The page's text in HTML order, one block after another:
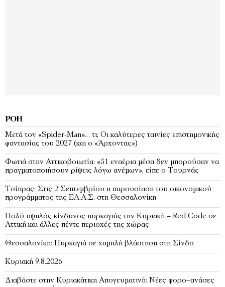
ΡΟΉ
Μετά τον «Spider-Man»… τι; Oι καλύτερες ταινίες επιστημονικής
φαντασίας του 2027 (και ο «Άρχοντας»)
Φωτιά στην Αττικοβοιωτία: «51 εναέρια μέσα δεν μπορούσαν να
πραγματοποιήσουν ρίψεις λόγω ανέμων», είπε ο Τουρνάς
Τσίπρας: Στις 2 Σεπτεμβρίου η παρουσίαση του οικονομικού
προγράμματος της ΕΛ.Α.Σ. στη Θεσσαλονίκη
Πολύ υψηλός κίνδυνος πυρκαγιάς την Κυριακή – Red Code σε
Αττική και άλλες πέντε περιοχές της χώρας
Θεσσαλονίκη: Πυρκαγιά σε χαμηλή βλάστηση στη Σίνδο
Κυριακή 9.8.2026
Διαβάστε στην Κυριακάτικη Απογευματινή: Νέες φορο–ανάσες